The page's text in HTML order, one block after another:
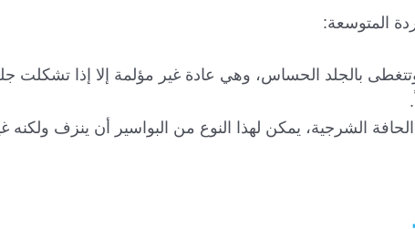
المتوسعة:
بالجلد الحساس، وهي عادة غير مؤلمة إلا إذا تشكلت
الشرجية، يمكن لهذا النوع من البواسير أن ينزف ولكنه